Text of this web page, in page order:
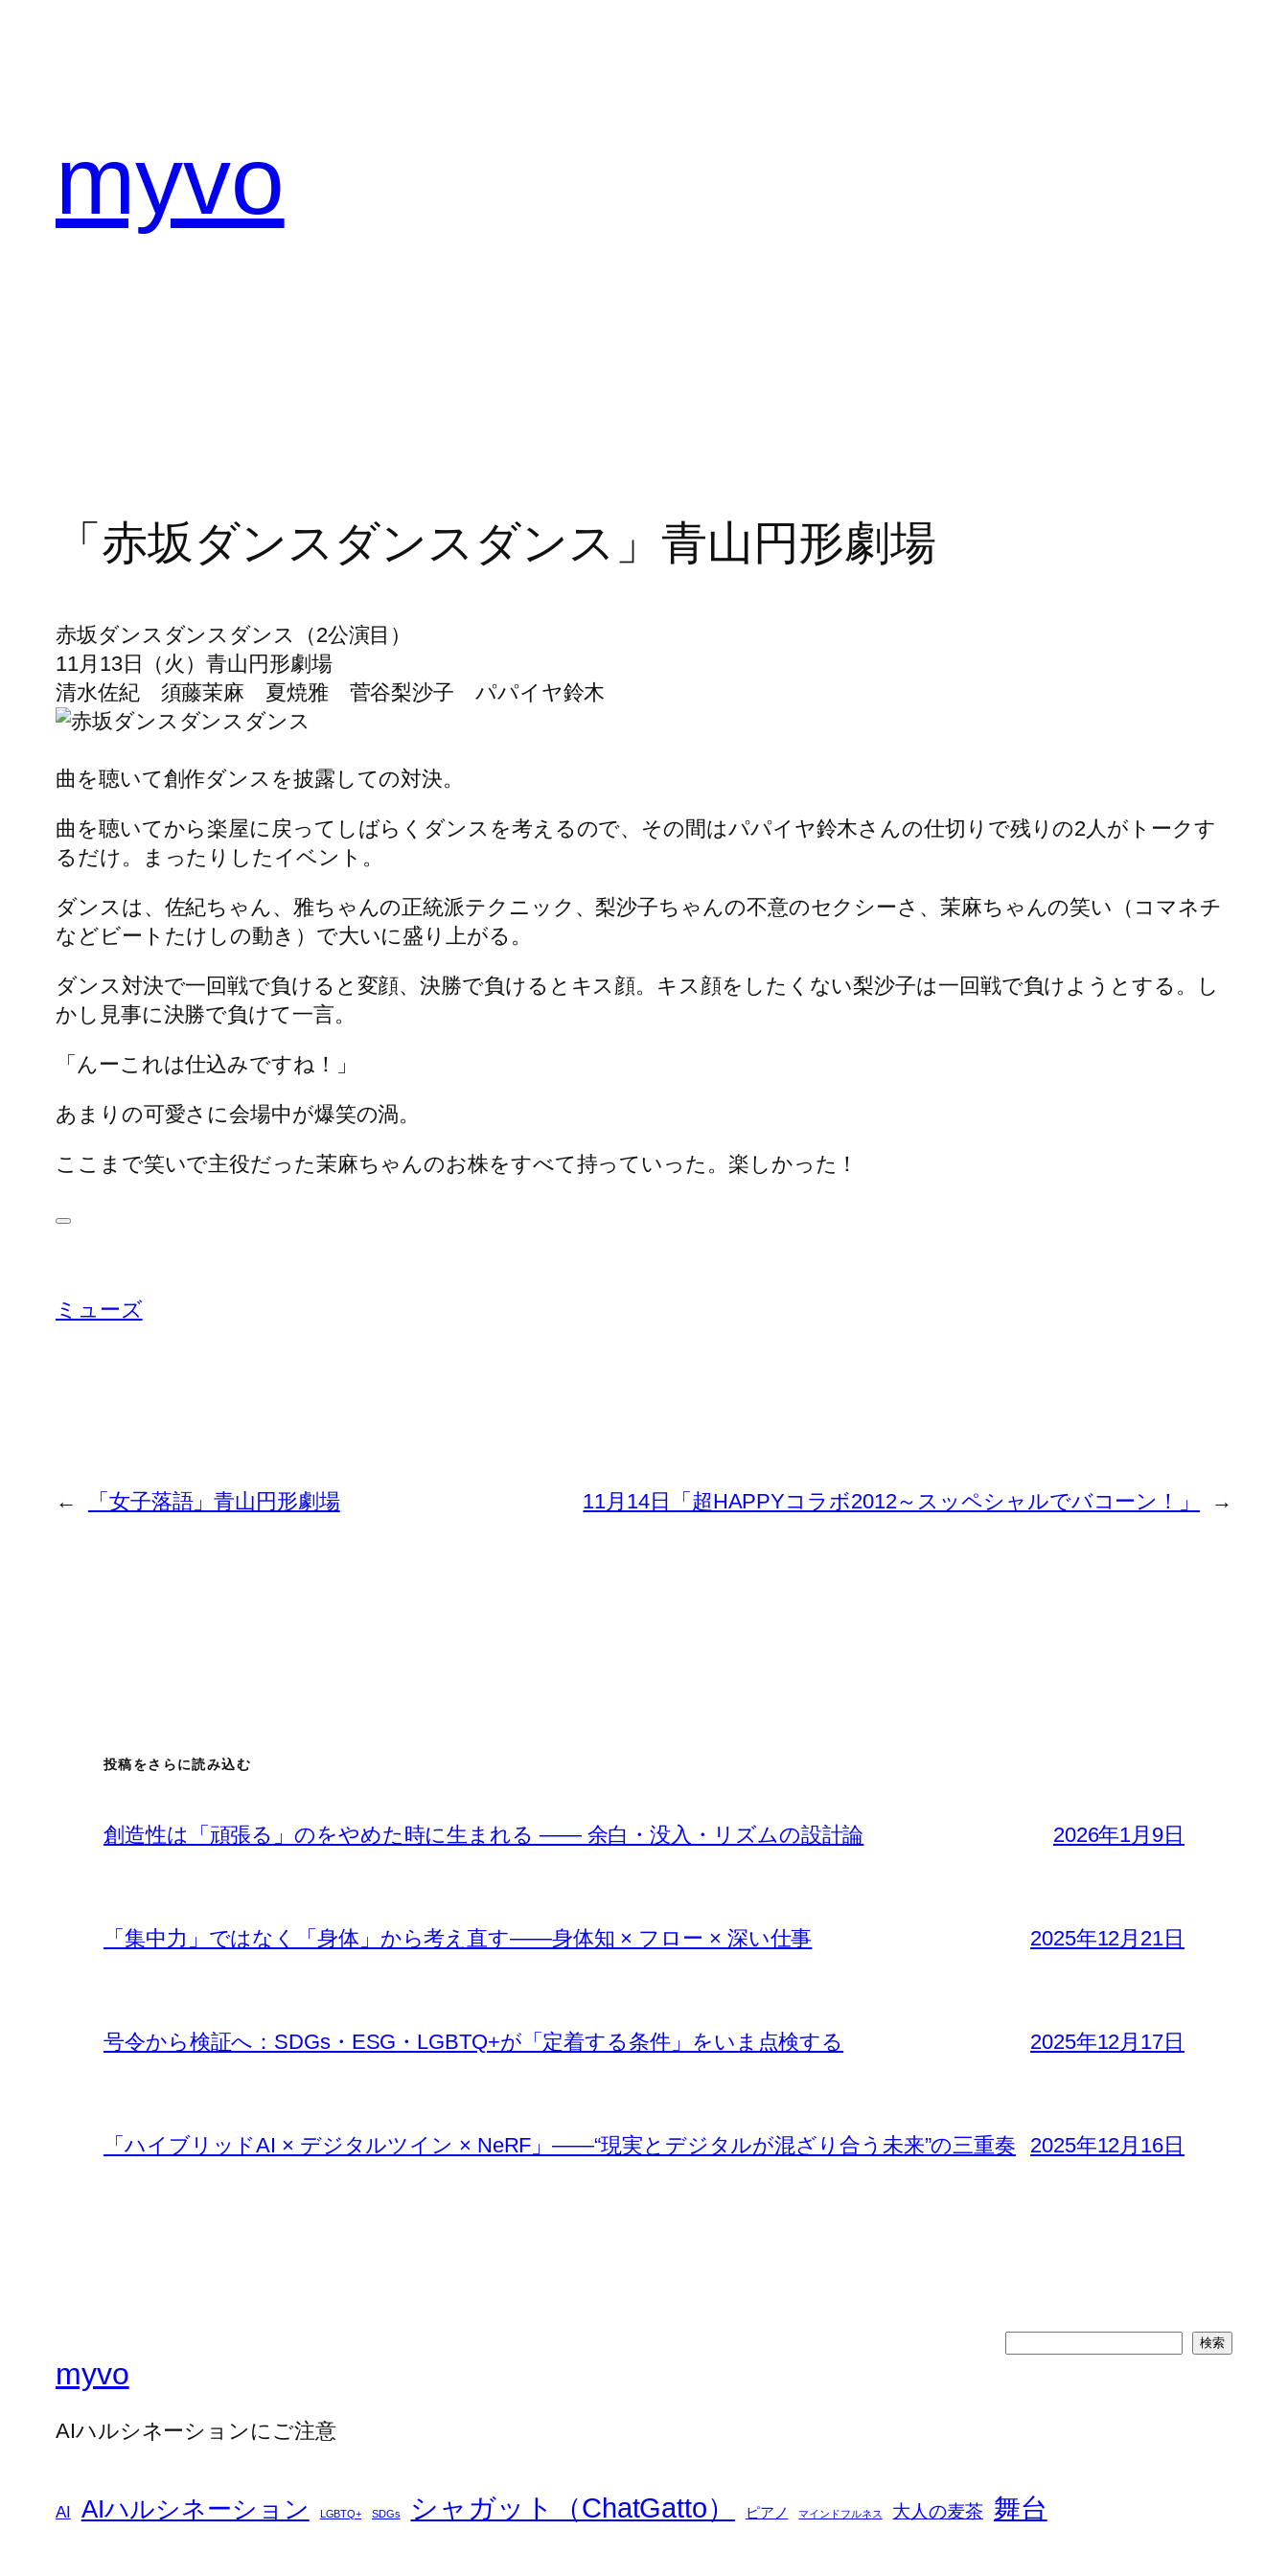
myvo
「赤坂ダンスダンスダンス」青山円形劇場
赤坂ダンスダンスダンス（2公演目）
11月13日（火）青山円形劇場
清水佐紀 須藤茉麻 夏焼雅 菅谷梨沙子 パパイヤ鈴木
曲を聴いて創作ダンスを披露しての対決。
曲を聴いてから楽屋に戻ってしばらくダンスを考えるので、その間はパパイヤ鈴木さんの仕切りで残りの2人がトークす
るだけ。まったりしたイベント。
ダンスは、佐紀ちゃん、雅ちゃんの正統派テクニック、梨沙子ちゃんの不意のセクシーさ、茉麻ちゃんの笑い（コマネチ
などビートたけしの動き）で大いに盛り上がる。
ダンス対決で一回戦で負けると変顔、決勝で負けるとキス顔。キス顔をしたくない梨沙子は一回戦で負けようとする。し
かし見事に決勝で負けて一言。
「んーこれは仕込みですね！」
あまりの可愛さに会場中が爆笑の渦。
ここまで笑いで主役だった茉麻ちゃんのお株をすべて持っていった。楽しかった！
ミューズ
← 「女子落語」青山円形劇場 11月14日「超HAPPYコラボ2012～スッペシャルでバコーン！」 →
投稿をさらに読み込む
創造性は「頑張る」のをやめた時に生まれる —— 余白・没入・リズムの設計論 2026年1月9日
「集中力」ではなく「身体」から考え直す――身体知 × フロー × 深い仕事 2025年12月21日
号令から検証へ：SDGs・ESG・LGBTQ+が「定着する条件」をいま点検する 2025年12月17日
「ハイブリッドAI × デジタルツイン × NeRF」――“現実とデジタルが混ざり合う未来”の三重奏 2025年12月16日
myvo
AIハルシネーションにご注意
検索
AI AIハルシネーション LGBTQ+ SDGs シャガット（ChatGatto） ピアノ マインドフルネス 大人の麦茶 舞台